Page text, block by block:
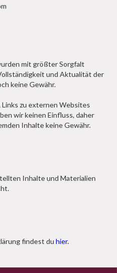
mit größter Sorgfalt
und Aktualität der
keine Gewähr.
zu externen Websites
wir keinen Einfluss, daher
Inhalte keine Gewähr.
Inhalte und Materialien
findest du hier.